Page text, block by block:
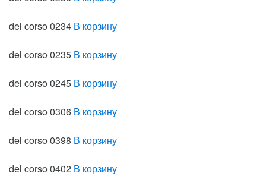
del corso 0234 В корзину
del corso 0235 В корзину
del corso 0245 В корзину
del corso 0306 В корзину
del corso 0398 В корзину
del corso 0402 В корзину